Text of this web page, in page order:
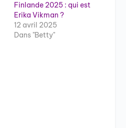
Finlande 2025 : qui est
Erika Vikman ?
12 avril 2025
Dans "Betty"